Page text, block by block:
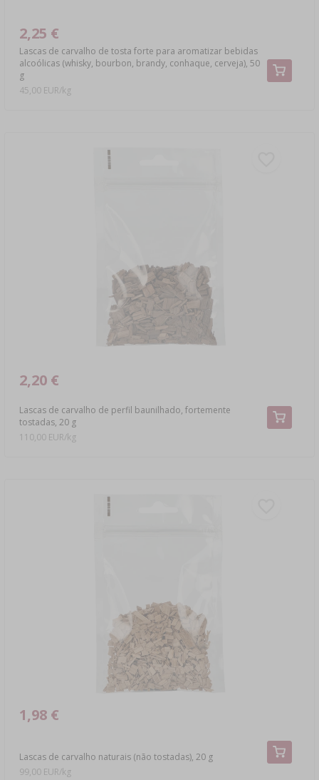
Lascas de carvalho de tosta forte para aromatizar bebidas
alcoólicas (whisky, bourbon, brandy, conhaque, cerveja), 50
g
2,25 €
45,00 EUR/kg
Lascas de carvalho de perfil baunilhado, fortemente
tostadas, 20 g
2,20 €
110,00 EUR/kg
Lascas de carvalho naturais (não tostadas), 20 g
1,98 €
99,00 EUR/kg